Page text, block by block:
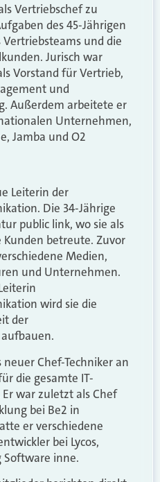
Vertriebschef zu
des 45-Jährigen
und die
Jurisch war
Vorstand für Vertrieb,
und
Außerdem arbeitete er
Unternehmen,
Jamba und O2
Leiterin der
Die 34-Jährige
public link, wo sie als
betreute. Zuvor
Medien,
und Unternehmen.
wird sie die
der
neuer Chef-Techniker an
die gesamte IT-
war zuletzt als Chef
bei Be2 in
er verschiedene
bei Lycos,
Software inne.